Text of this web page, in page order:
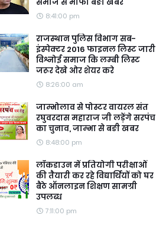
8:41:00 pm
राजस्थान पुलिस विभाग सब-
इंस्पेक्टर 2016 फाइनल लिस्ट जारी
विश्नोई समाज कि लम्बी लिस्ट
जरूर देखे ओर शेयर करे
8:26:00 am
जाम्भोलाव से पोस्टर वायरल संत
रघुवरदास महाराज जी लड़ेंगे सरपंच
का चुनाव, जाम्भा से बङी खबर
8:48:00 pm
लॉकडाउन में प्रतियोगी परीक्षाओं
की तैयारी कर रहे विद्यार्थियों को घर
बैठे ऑनलाइन शिक्षण सामग्री
उपलब्ध
7:11:00 pm